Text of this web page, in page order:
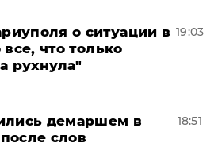
о ситуации в
что только
рухнула"
19:03
демаршем в
слов
18:51